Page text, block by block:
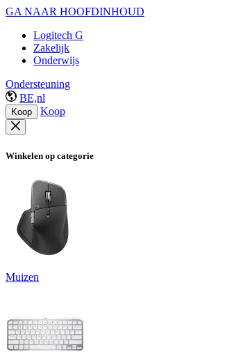
GA NAAR HOOFDINHOUD
Logitech G
Zakelijk
Onderwijs
Ondersteuning
BE,nl
Koop Koop
Winkelen op categorie
Muizen